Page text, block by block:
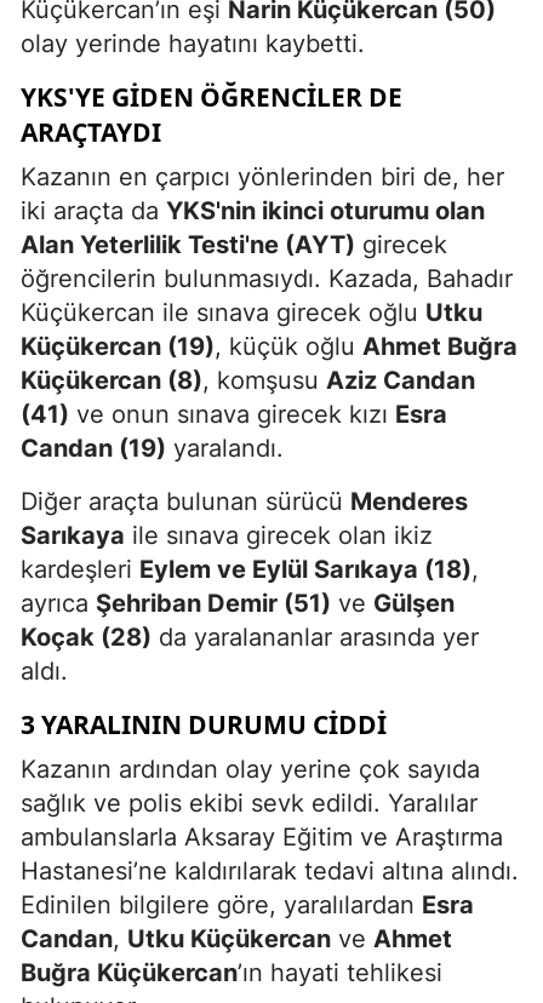
Küçükercan’ın eşi Narin Küçükercan (50)
olay yerinde hayatını kaybetti.
YKS'YE GIDEN ÖĞRENCILER DE
ARAÇTAYDI
Kazanın en çarpıcı yönlerinden biri de, her
iki araçta da YKS'nin ikinci oturumu olan
Alan Yeterlilik Testi'ne (AYT) girecek
öğrencilerin bulunmasıydı. Kazada, Bahadır
Küçükercan ile sınava girecek oğlu Utku
Küçükercan (19), küçük oğlu Ahmet Buğra
Küçükercan (8), komşusu Aziz Candan
(41) ve onun sınava girecek kızı Esra
Candan (19) yaralandı.
Diğer araçta bulunan sürücü Menderes
Sarıkaya ile sınava girecek olan ikiz
kardeşleri Eylem ve Eylül Sarıkaya (18),
ayrıca Şehriban Demir (51) ve Gülşen
Koçak (28) da yaralananlar arasında yer
aldı.
3 YARALININ DURUMU CIDDI
Kazanın ardından olay yerine çok sayıda
sağlık ve polis ekibi sevk edildi. Yaralılar
ambulanslarla Aksaray Eğitim ve Araştırma
Hastanesi’ne kaldırılarak tedavi altına alındı.
Edinilen bilgilere göre, yaralılardan Esra
Candan, Utku Küçükercan ve Ahmet
Buğra Küçükercan’ın hayati tehlikesi